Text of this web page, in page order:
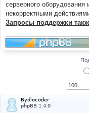
серверного
некорректными
Запросы поддержки
Bydlocoder
phpBB 1.4.0